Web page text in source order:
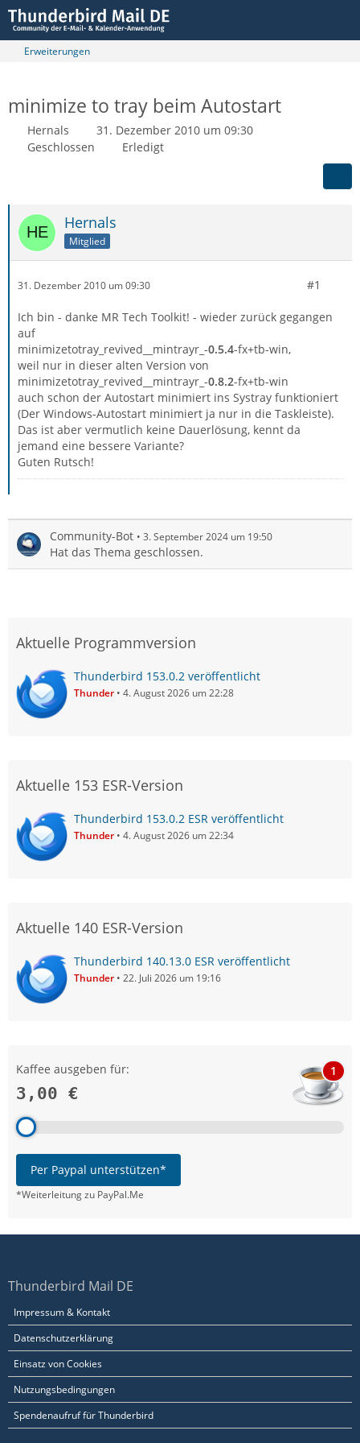
Erweiterungen
minimize to tray beim Autostart
Hernals
31. Dezember 2010 um 09:30
Geschlossen
Erledigt
Hernals
Mitglied
31. Dezember 2010 um 09:30 #1
Ich bin - danke MR Tech Toolkit! - wieder zurück gegangen
auf
minimizetotray_revived__mintrayr_-0.5.4-fx+tb-win,
weil nur in dieser alten Version von
minimizetotray_revived__mintrayr_-0.8.2-fx+tb-win
auch schon der Autostart minimiert ins Systray funktioniert
(Der Windows-Autostart minimiert ja nur in die Taskleiste).
Das ist aber vermutlich keine Dauerlösung, kennt da
jemand eine bessere Variante?
Guten Rutsch!
Community-Bot 3. September 2024 um 19:50
Hat das Thema geschlossen.
Aktuelle Programmversion
Thunderbird 153.0.2 veröffentlicht
Thunder 4. August 2026 um 22:28
Aktuelle 153 ESR-Version
Thunderbird 153.0.2 ESR veröffentlicht
Thunder 4. August 2026 um 22:34
Aktuelle 140 ESR-Version
Thunderbird 140.13.0 ESR veröffentlicht
Thunder 22. Juli 2026 um 19:16
Kaffee ausgeben für:
3,00 €
1
Per Paypal unterstützen*
*Weiterleitung zu PayPal.Me
Thunderbird Mail DE
Impressum & Kontakt
Datenschutzerklärung
Einsatz von Cookies
Nutzungsbedingungen
Spendenaufruf für Thunderbird